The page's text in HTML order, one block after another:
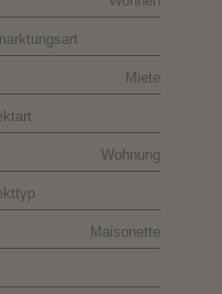
Miete
Wohnung
Maisonette